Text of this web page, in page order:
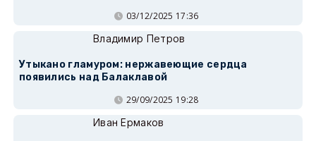
03/12/2025 17:36
Владимир Петров
Утыкано гламуром: нержавеющие сердца
появились над Балаклавой
29/09/2025 19:28
Иван Ермаков